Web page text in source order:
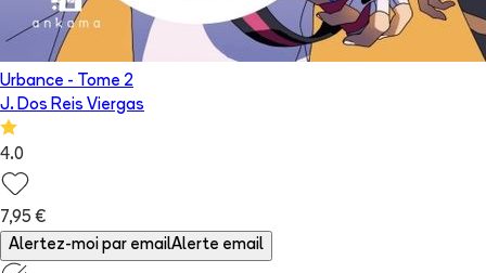
Urbance - Tome 2
J. Dos Reis Viergas
4.0
7,95 €
Alertez-moi par emailAlerte email